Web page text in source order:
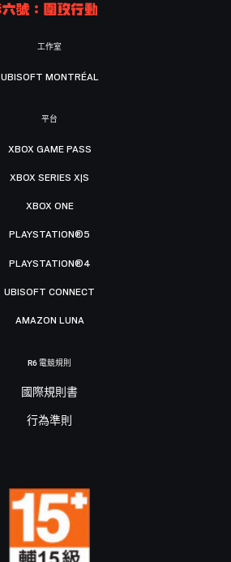
工作室
UBISOFT MONTRÉAL
平台
XBOX GAME PASS
XBOX SERIES X|S
XBOX ONE
PLAYSTATION®5
PLAYSTATION®4
UBISOFT CONNECT
AMAZON LUNA
R6 電競規則
國際規則書
行為準則